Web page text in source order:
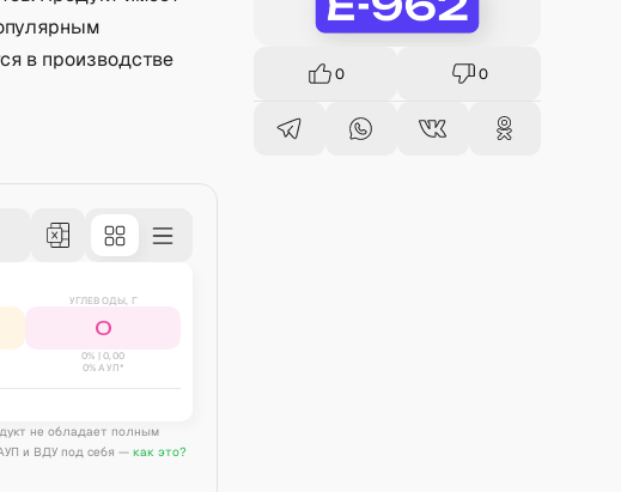
в производстве
УГЛЕВОДЫ, Г
0
0% |0,00
0% АУП*
не обладает полным
и ВДУ под себя — как это?
0 0